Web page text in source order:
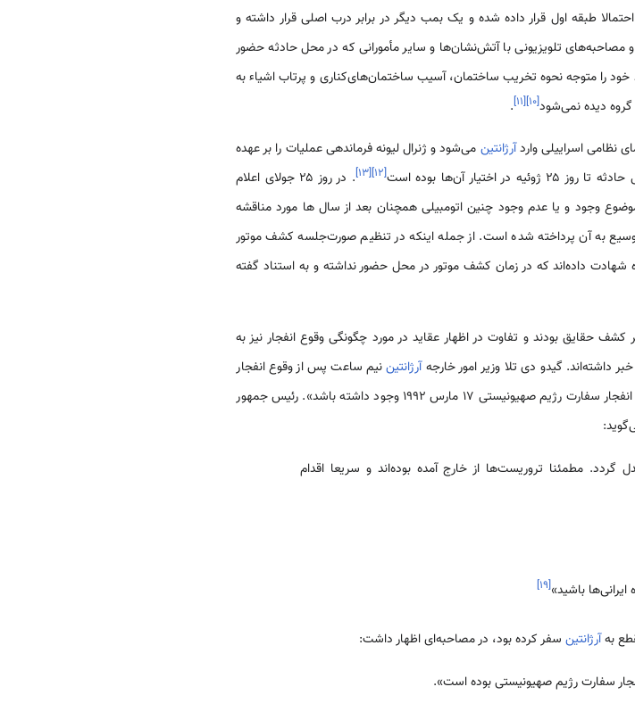
طبقه اول قرار داده شده و یک بمب دیگر در برابر درب اصلی قرار داشته و
تلویزیونی با آتش‌نشان‌ها و سایر مأمورانی که در محل حادثه حضور
خود را متوجه نحوه تخریب ساختمان، آسیب ساختمان‌های‌کناری و پرتاب اشیاء به
گروه دیده نمی‌شود[۱۰]
[۱۱]
.
آرژانتین می‌شود و ژنرال لیونه فرماندهی عملیات را بر عهده
آن‌ها بوده است
[۱۲]
[۱۳]
. در روز ۲۵ جولای اعلام
وجود و یا عدم وجود چنین اتومبیلی همچنان بعد از سال ها مورد مناقشه
وسیع به آن پرداخته شده است. از جمله اینکه در تنظیم صورت‌جلسه کشف موتور
شهادت داده‌اند که در زمان کشف موتور در محل حضور نداشته و به استناد گفته
حقایق بودند و تفاوت در اظهار عقاید در مورد چگونگی وقوع انفجار نیز به
داشته‌اند. گیدو دی تلا وزیر امور خارجهآرژانتیننیم ساعت پس از وقوع انفجار
اظهار داشت: «فرض بر این است که باید ارتباطی میان این حادثه و انفجار سفارت رژیم صهیونیستی ۱۷ مارس ۱۹۹۲ وجود داشته باشد». رئیس جمهور
گردد. مطمئنا تروریست‌ها از خارج آمده بوده‌اند و سریعا اقدام
ایرانی‌ها باشید»[۱۹]
بهآرژانتین سفر کرده بود، در مصاحبه‌ای اظهار داشت:
سفارت رژیم صهیونیستی بوده است».